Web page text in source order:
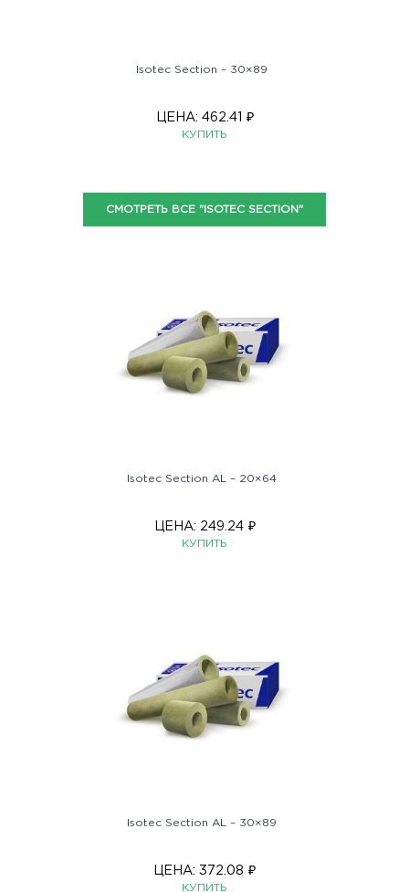
Isotec Section – 30×89
ЦЕНА: 462.41 ₽
КУПИТЬ
СМОТРЕТЬ ВСЕ "ISOTEC SECTION"
Isotec Section AL – 20×64
ЦЕНА: 249.24 ₽
КУПИТЬ
Isotec Section AL – 30×89
ЦЕНА: 372.08 ₽
КУПИТЬ